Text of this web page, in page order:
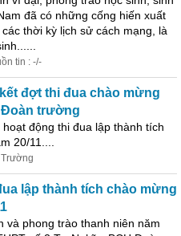
đã có những cống hiến xuất
thời kỳ lịch sử cách mạng, là
tin : -/-
đợt thi đua chào mừng
Đoàn trường
động thi đua lập thành tích
20/11....
lập thành tích chào mừng
và phong trào thanh niên năm